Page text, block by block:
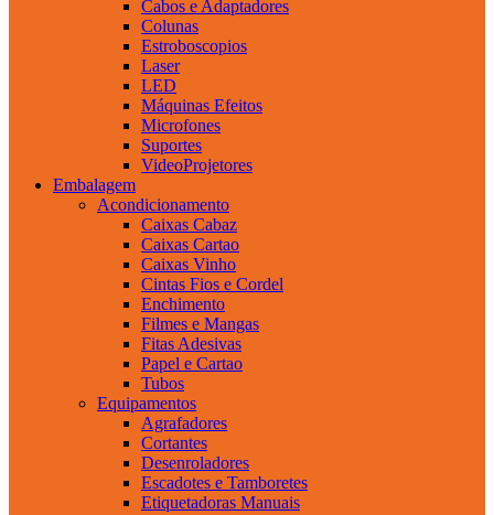
Cabos e Adaptadores
Colunas
Estroboscopios
Laser
LED
Máquinas Efeitos
Microfones
Suportes
VideoProjetores
Embalagem
Acondicionamento
Caixas Cabaz
Caixas Cartao
Caixas Vinho
Cintas Fios e Cordel
Enchimento
Filmes e Mangas
Fitas Adesivas
Papel e Cartao
Tubos
Equipamentos
Agrafadores
Cortantes
Desenroladores
Escadotes e Tamboretes
Etiquetadoras Manuais